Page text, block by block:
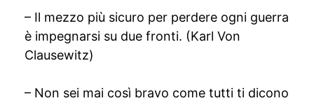
– Il mezzo più sicuro per perdere ogni guerra
è impegnarsi su due fronti. (Karl Von
Clausewitz)
– Non sei mai così bravo come tutti ti dicono